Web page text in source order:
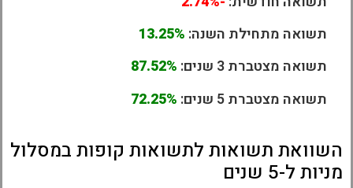
תשואה מתחילת השנה: 13.25%
תשואה מצטברת 3 שנים:
87.52%
תשואה מצטברת 5 שנים:
72.25%
השוואת תשואות לתשואות קופות במסלול
מניות ל-5 שנים